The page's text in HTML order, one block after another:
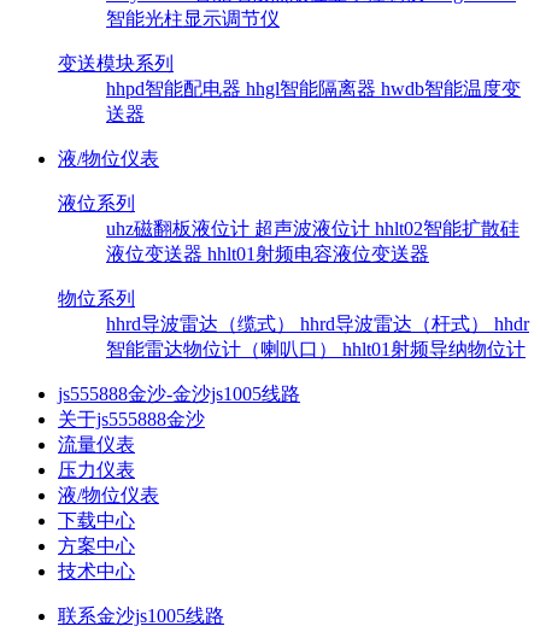
智能光柱显示调节仪
变送模块系列
hhpd智能配电器 hhgl智能隔离器 hwdb智能温度变
送器
液/物位仪表
液位系列
uhz磁翻板液位计 超声波液位计 hhlt02智能扩散硅
液位变送器 hhlt01射频电容液位变送器
物位系列
hhrd导波雷达（缆式） hhrd导波雷达（杆式） hhdr
智能雷达物位计（喇叭口） hhlt01射频导纳物位计
js555888金沙-金沙js1005线路
关于js555888金沙
流量仪表
压力仪表
液/物位仪表
下载中心
方案中心
技术中心
联系金沙js1005线路